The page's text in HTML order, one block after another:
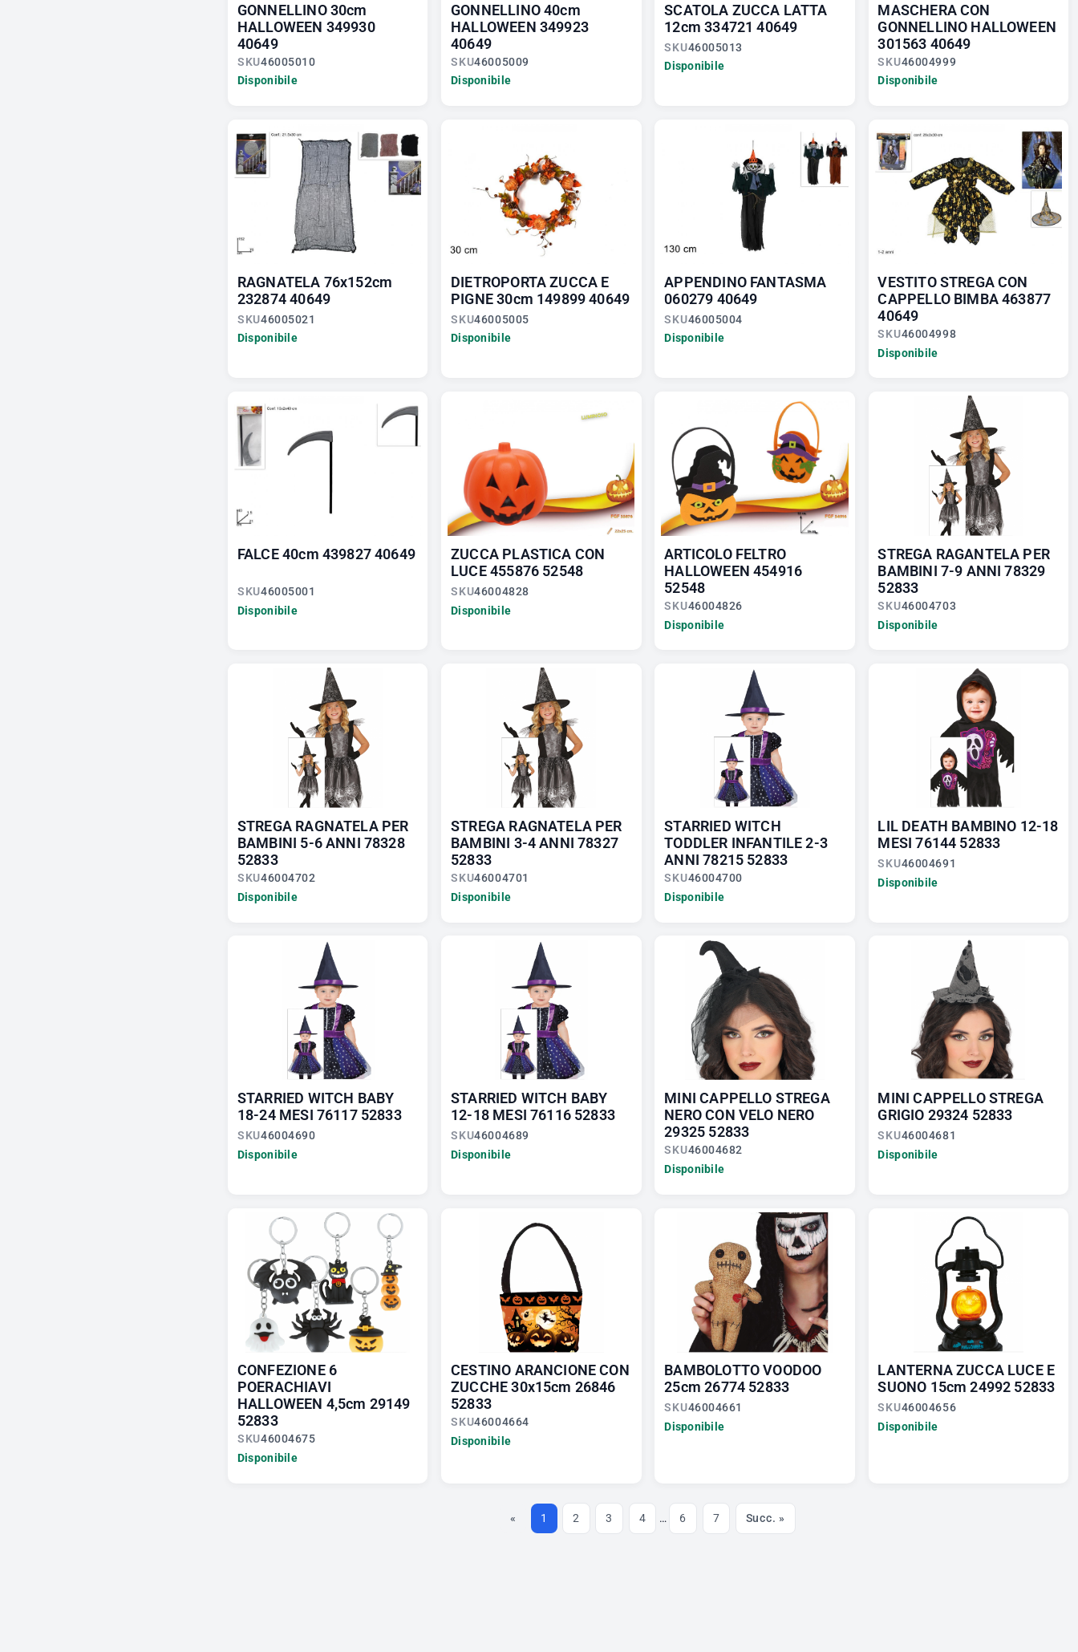
GONNELLINO 30cm
HALLOWEEN 349930
40649
SKU46005010
Disponibile
GONNELLINO 40cm
HALLOWEEN 349923
40649
SKU46005009
Disponibile
SCATOLA ZUCCA LATTA
12cm 334721 40649
SKU46005013
Disponibile
MASCHERA CON
GONNELLINO HALLOWEEN
301563 40649
SKU46004999
Disponibile
RAGNATELA 76x152cm
232874 40649
SKU46005021
Disponibile
DIETROPORTA ZUCCA E
PIGNE 30cm 149899 40649
SKU46005005
Disponibile
APPENDINO FANTASMA
060279 40649
SKU46005004
Disponibile
VESTITO STREGA CON
CAPPELLO BIMBA 463877
40649
SKU46004998
Disponibile
FALCE 40cm 439827 40649
SKU46005001
Disponibile
ZUCCA PLASTICA CON
LUCE 455876 52548
SKU46004828
Disponibile
ARTICOLO FELTRO
HALLOWEEN 454916
52548
SKU46004826
Disponibile
STREGA RAGANTELA PER
BAMBINI 7-9 ANNI 78329
52833
SKU46004703
Disponibile
STREGA RAGNATELA PER
BAMBINI 5-6 ANNI 78328
52833
SKU46004702
Disponibile
STREGA RAGNATELA PER
BAMBINI 3-4 ANNI 78327
52833
SKU46004701
Disponibile
STARRIED WITCH
TODDLER INFANTILE 2-3
ANNI 78215 52833
SKU46004700
Disponibile
LIL DEATH BAMBINO 12-18
MESI 76144 52833
SKU46004691
Disponibile
STARRIED WITCH BABY
18-24 MESI 76117 52833
SKU46004690
Disponibile
STARRIED WITCH BABY
12-18 MESI 76116 52833
SKU46004689
Disponibile
MINI CAPPELLO STREGA
NERO CON VELO NERO
29325 52833
SKU46004682
Disponibile
MINI CAPPELLO STREGA
GRIGIO 29324 52833
SKU46004681
Disponibile
CONFEZIONE 6
POERACHIAVI
HALLOWEEN 4,5cm 29149
52833
SKU46004675
Disponibile
CESTINO ARANCIONE CON
ZUCCHE 30x15cm 26846
52833
SKU46004664
Disponibile
BAMBOLOTTO VOODOO
25cm 26774 52833
SKU46004661
Disponibile
LANTERNA ZUCCA LUCE E
SUONO 15cm 24992 52833
SKU46004656
Disponibile
« 1 2 3 4 … 6 7 Succ. »